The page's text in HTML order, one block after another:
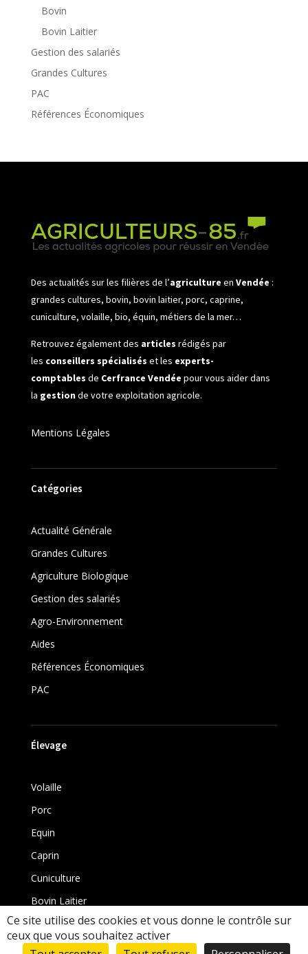
Bovin
Bovin Laitier
Gestion des salariés
Grandes Cultures
PAC
Références Économiques
Des actualités sur les filières de l’agriculture en Vendée :
grandes cultures, bovin, bovin laitier, porc, caprine,
cuniculture, volaille, bio, équin, métiers de la mer…
Retrouvez également des articles rédigés par
les conseillers spécialisés et les experts-
comptables de Cerfrance Vendée pour vous aider dans
la gestionde votre exploitation agricole.
Mentions Légales
Catégories
Actualité Générale
Grandes Cultures
Agriculture Biologique
Gestion des salariés
Agro-Environnement
Aides
Références Économiques
PAC
Élevage
Volaille
Porc
Equin
Caprin
Cuniculture
Bovin Laitier
Bovin
Ce site utilise des cookies et vous donne le contrôle sur
ceux que vous souhaitez activer